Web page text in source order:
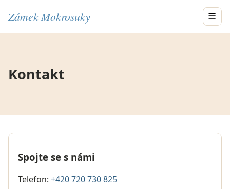
Zámek Mokrosuky ☰
Kontakt
Spojte se s námi
Telefon: +420 720 730 825